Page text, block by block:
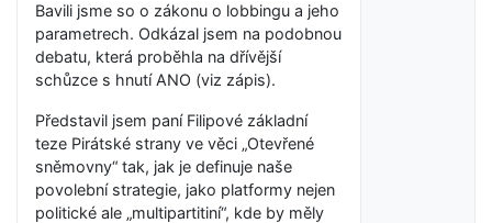
Bavili jsme so o zákonu o lobbingu a jeho
parametrech. Odkázal jsem na podobnou
debatu, která proběhla na dřívější
schůzce s hnutí ANO (viz zápis).
Představil jsem paní Filipové základní
teze Pirátské strany ve věci „Otevřené
sněmovny“ tak, jak je definuje naše
povolební strategie, jako platformy nejen
politické ale „multipartitiní“, kde by měly